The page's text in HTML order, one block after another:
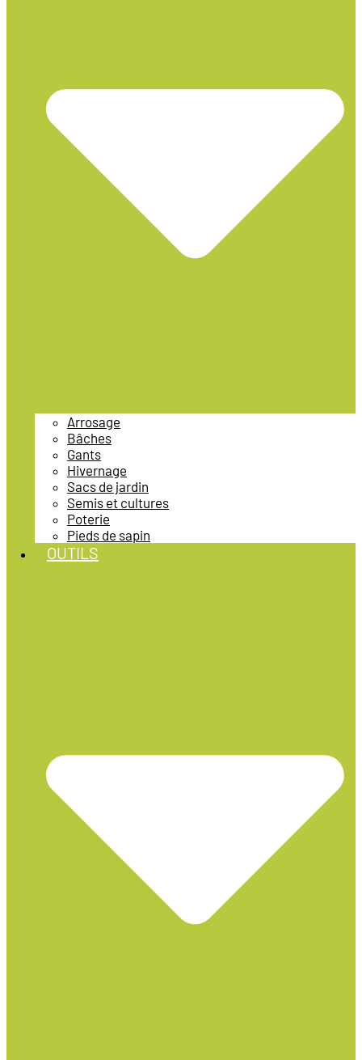
Arrosage
Bâches
Gants
Hivernage
Sacs de jardin
Semis et cultures
Poterie
Pieds de sapin
OUTILS